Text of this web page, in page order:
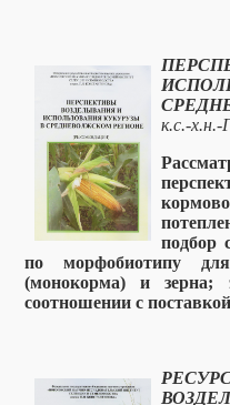
к.с.-
подбор
по морфобиотипу для
(монокорма) и зерна;
соотношении с